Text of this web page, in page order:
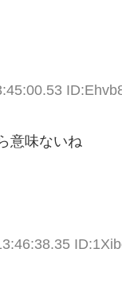
意味ないね